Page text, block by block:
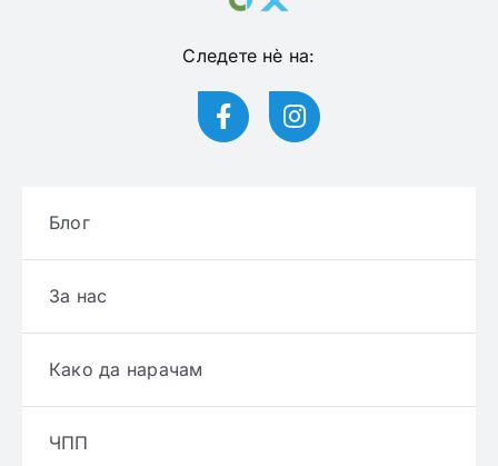
Следете нѐ на:
Блог
За нас
Како да нарачам
ЧПП